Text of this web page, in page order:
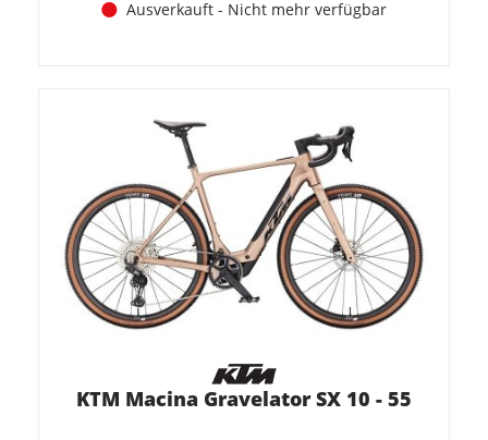
Ausverkauft - Nicht mehr verfügbar
KTM Macina Gravelator SX 10 - 55